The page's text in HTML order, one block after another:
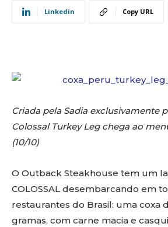
Linkedin Copy URL
Criada pela Sadia exclusivamente
Colossal Turkey Leg chega ao
(10/10)
O Outback Steakhouse tem um
COLOSSAL desembarcando em
restaurantes do Brasil: uma coxa
gramas, com carne macia e